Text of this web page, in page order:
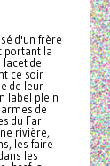
d'un frère
portant la
de
ce soir
de leur
label plein
de
du Far
rivière,
les faire
les